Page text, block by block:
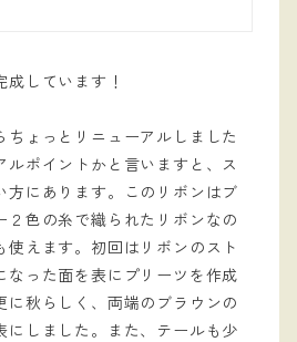
しています！
ちょっとリニューアルしました
ルポイントかと言いますと、ス
方にあります。このリボンはブ
２色の糸で織られたリボンなの
使えます。初回はリボンのスト
なった面を表にプリーツを作成
に秋らしく、両端のブラウンの
にしました。また、テールも少